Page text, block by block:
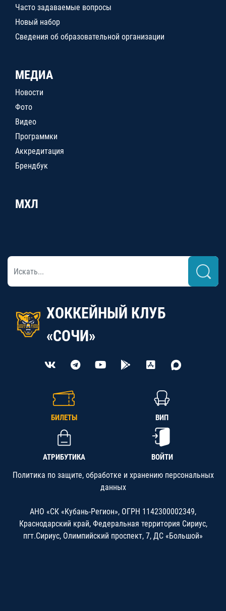
Часто задаваемые вопросы
Новый набор
Сведения об образовательной организации
МЕДИА
Новости
Фото
Видео
Программки
Аккредитация
Брендбук
МХЛ
ХОККЕЙНЫЙ КЛУБ
«СОЧИ»
БИЛЕТЫ ВИП
АТРИБУТИКА ВОЙТИ
Политика по защите, обработке и хранению персональных
данных
АНО «СК «Кубань-Регион», ОГРН 1142300002349,
Краснодарский край, Федеральная территория Сириус,
пгт.Сириус, Олимпийский проспект, 7, ДС «Большой»